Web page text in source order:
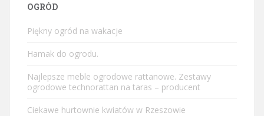
OGRÓD
Piękny ogród na wakacje
Hamak do ogrodu.
Najlepsze meble ogrodowe rattanowe. Zestawy
ogrodowe technorattan na taras – producent
Ciekawe hurtownie kwiatów w Rzeszowie